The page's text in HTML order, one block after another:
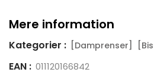
Mere information
Kategorier : [Damprenser]
EAN : 011120166842